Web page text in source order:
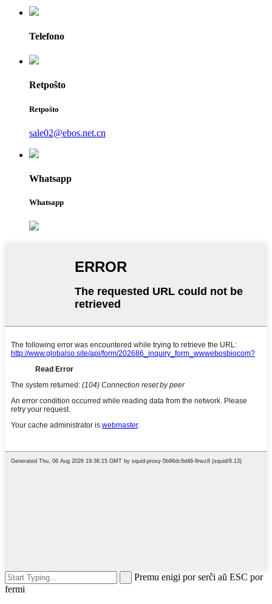
Telefono
Retpoŝto
Retpoŝto
sale02@ebos.net.cn
Whatsapp
Whatsapp
Premu enigi por serĉi aŭ ESC por
fermi